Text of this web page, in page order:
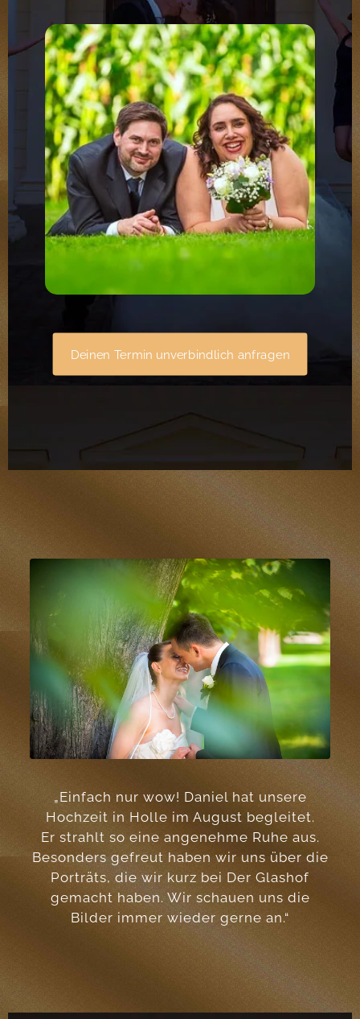
Deinen Termin unverbindlich anfragen
„Einfach nur wow! Daniel hat unsere
Hochzeit in Holle im August begleitet.
Er strahlt so eine angenehme Ruhe aus.
Besonders gefreut haben wir uns über die
Porträts, die wir kurz bei Der Glashof
gemacht haben. Wir schauen uns die
Bilder immer wieder gerne an.“